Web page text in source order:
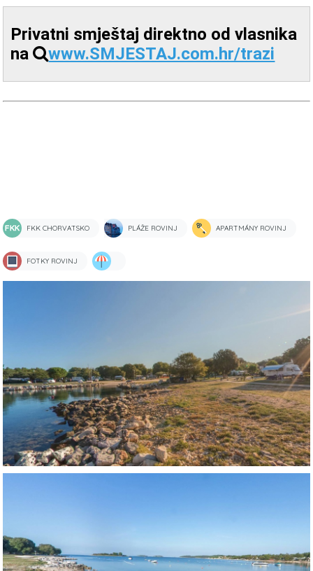
Privatni smještaj direktno od vlasnika
na
www.SMJESTAJ.com.hr/trazi
FKK CHORVATSKO PLÁŽE ROVINJ APARTMÁNY ROVINJ
FOTKY ROVINJ